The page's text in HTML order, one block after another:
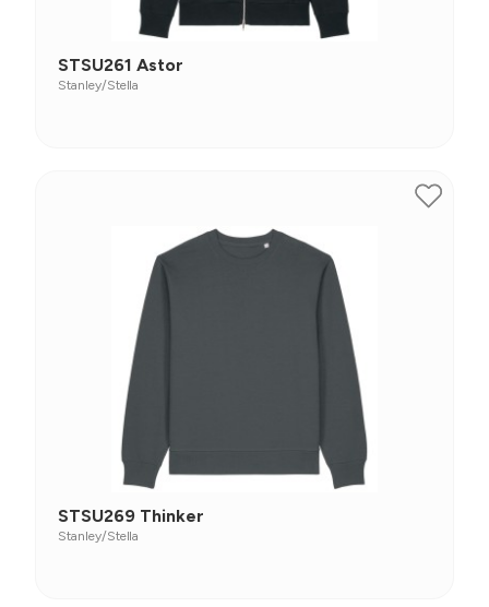
STSU261 Astor
Stanley/Stella
STSU269 Thinker
Stanley/Stella